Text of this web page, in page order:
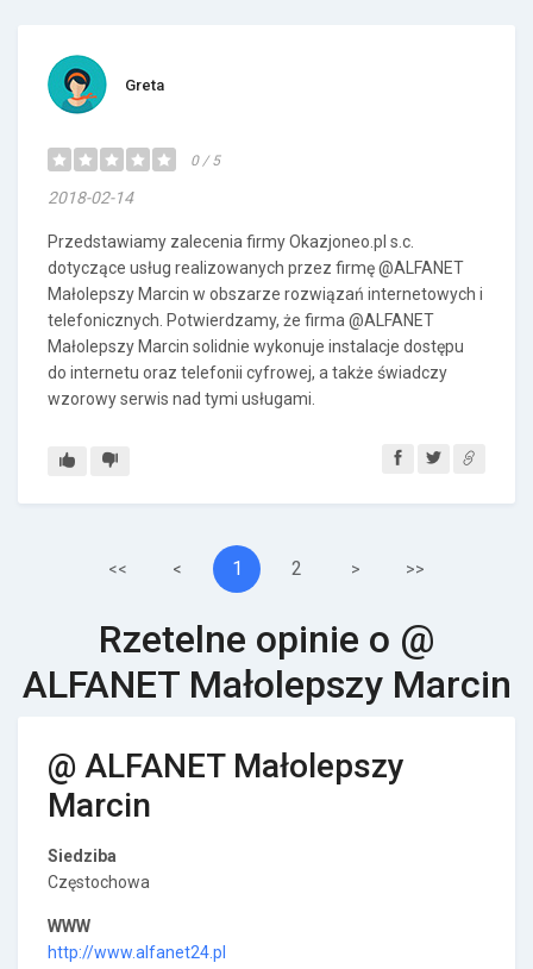
Greta
0 / 5
2018-02-14
Przedstawiamy zalecenia firmy Okazjoneo.pl s.c.
dotyczące usług realizowanych przez firmę @ALFANET
Małolepszy Marcin w obszarze rozwiązań internetowych i
telefonicznych. Potwierdzamy, że firma @ALFANET
Małolepszy Marcin solidnie wykonuje instalacje dostępu
do internetu oraz telefonii cyfrowej, a także świadczy
wzorowy serwis nad tymi usługami.
<< < 1 2 > >>
Rzetelne opinie o @
ALFANET Małolepszy Marcin
@ ALFANET Małolepszy
Marcin
Siedziba
Częstochowa
WWW
http://www.alfanet24.pl